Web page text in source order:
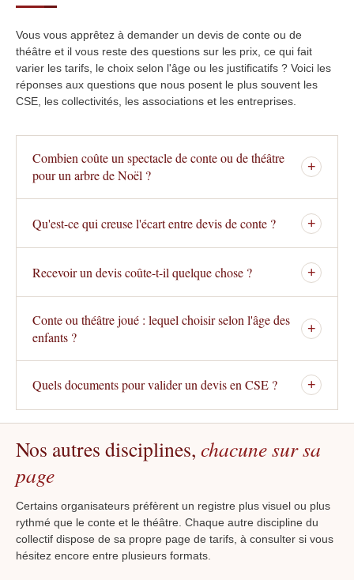
Vous vous apprêtez à demander un devis de conte ou de
théâtre et il vous reste des questions sur les prix, ce qui fait
varier les tarifs, le choix selon l'âge ou les justificatifs ? Voici les
réponses aux questions que nous posent le plus souvent les
CSE, les collectivités, les associations et les entreprises.
Combien coûte un spectacle de conte ou de théâtre
pour un arbre de Noël ?
+
Qu'est-ce qui creuse l'écart entre devis de conte ? +
Recevoir un devis coûte-t-il quelque chose ? +
Conte ou théâtre joué : lequel choisir selon l'âge des
enfants ?
+
Quels documents pour valider un devis en CSE ? +
Nos autres disciplines, chacune sur sa
page
Certains organisateurs préfèrent un registre plus visuel ou plus
rythmé que le conte et le théâtre. Chaque autre discipline du
collectif dispose de sa propre page de tarifs, à consulter si vous
hésitez encore entre plusieurs formats.